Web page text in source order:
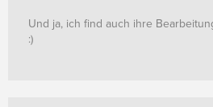
Und ja, ich find auch ihre
:)